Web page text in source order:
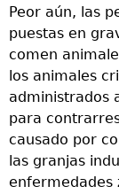
Peor aún, las
puestas en
comen
los animales
administrados
para
causado por
las granjas
enfermedades